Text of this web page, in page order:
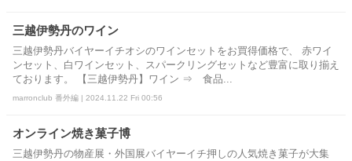
三越伊勢丹のワイン
三越伊勢丹バイヤーイチオシのワインセットをお買得価格で、 赤ワイ
ンセット、白ワインセット、スパークリングセットなど豊富に取り揃え
ております。 【三越伊勢丹】ワイン ⇒ 食品...
marronclub 番外編 | 2024.11.22 Fri 00:56
オンライン焼き菓子博
三越伊勢丹の物産展・外国展バイヤーイチ押しの人気焼き菓子が大集